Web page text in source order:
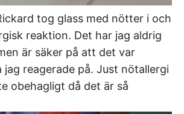
tog glass med nötter i och
reaktion. Det har jag aldrig
är säker på att det var
reagerade på. Just nötallergi
obehagligt då det är så